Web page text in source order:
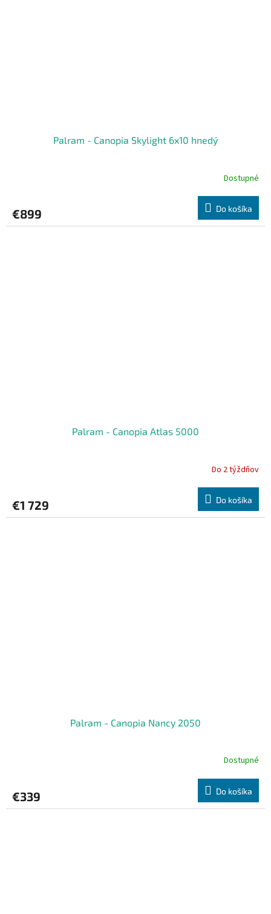
Palram - Canopia Skylight 6x10 hnedý
Dostupné
€899 Do košíka
Palram - Canopia Atlas 5000
Do 2 týždňov
€1 729 Do košíka
Palram - Canopia Nancy 2050
Dostupné
€339 Do košíka